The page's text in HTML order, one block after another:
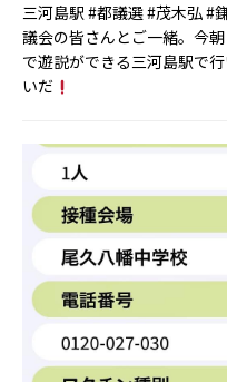
三河島駅 #都議選 #茂木弘 #
議会の皆さんとご一緒。今
で遊説ができる三河島駅で
いだ